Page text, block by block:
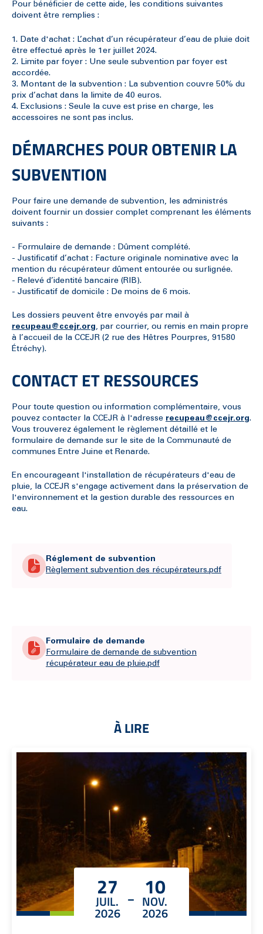
Pour bénéficier de cette aide, les conditions suivantes
doivent être remplies :
1. Date d'achat : L’achat d’un récupérateur d’eau de pluie doit
être effectué après le 1er juillet 2024.
2. Limite par foyer : Une seule subvention par foyer est
accordée.
3. Montant de la subvention : La subvention couvre 50% du
prix d’achat dans la limite de 40 euros.
4. Exclusions : Seule la cuve est prise en charge, les
accessoires ne sont pas inclus.
DÉMARCHES POUR OBTENIR LA
SUBVENTION
Pour faire une demande de subvention, les administrés
doivent fournir un dossier complet comprenant les éléments
suivants :
- Formulaire de demande : Dûment complété.
- Justificatif d’achat : Facture originale nominative avec la
mention du récupérateur dûment entourée ou surlignée.
- Relevé d’identité bancaire (RIB).
- Justificatif de domicile : De moins de 6 mois.
Les dossiers peuvent être envoyés par mail à
recupeau@ccejr.org, par courrier, ou remis en main propre
à l’accueil de la CCEJR (2 rue des Hêtres Pourpres, 91580
Étréchy).
CONTACT ET RESSOURCES
Pour toute question ou information complémentaire, vous
pouvez contacter la CCEJR à l'adresse recupeau@ccejr.org.
Vous trouverez également le règlement détaillé et le
formulaire de demande sur le site de la Communauté de
communes Entre Juine et Renarde.
En encourageant l'installation de récupérateurs d'eau de
pluie, la CCEJR s'engage activement dans la préservation de
l'environnement et la gestion durable des ressources en
eau.
Réglement de subvention
Règlement subvention des récupérateurs.pdf
Formulaire de demande
Formulaire de demande de subvention
récupérateur eau de pluie.pdf
À LIRE
27
JUIL.
2026
- 10
NOV.
2026